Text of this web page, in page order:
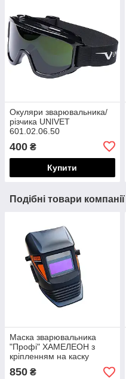
Окуляри зварювальника/
різчика UNIVET
601.02.06.50
400 ₴
Купити
Подібні товари компанії
Маска зварювальника
"Профі" ХАМЕЛЕОН з
кріпленням на каску
850 ₴